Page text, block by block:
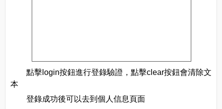
點擊login按鈕進行登錄驗證，點擊clear按鈕會清除文
本
登錄成功後可以去到個人信息頁面